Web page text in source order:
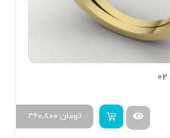
۴۶۰,۸۰۰ تومان